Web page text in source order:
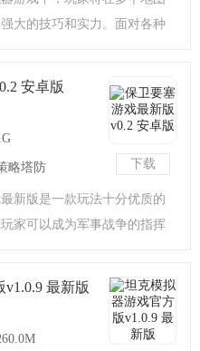
大的技巧和实力。面对各种
下载
安卓版
略塔防
新版是一款玩法十分优质的
家可以成为军事战争的指挥
游戏的首选，还在等什么，
最新版